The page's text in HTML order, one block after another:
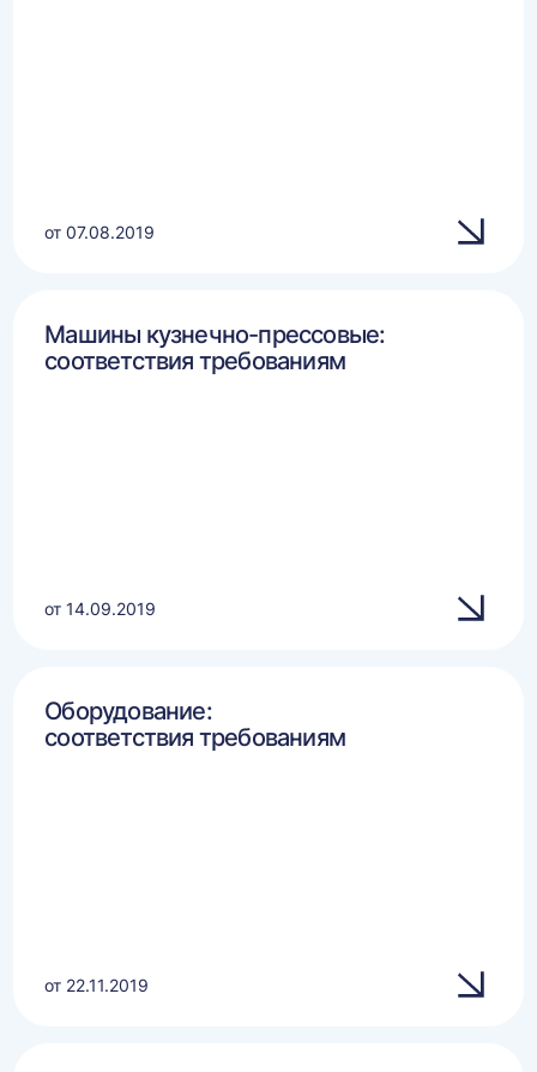
от 07.08.2019
Машины кузнечно-прессовые:
соответствия требованиям
от 14.09.2019
Оборудование:
соответствия требованиям
от 22.11.2019